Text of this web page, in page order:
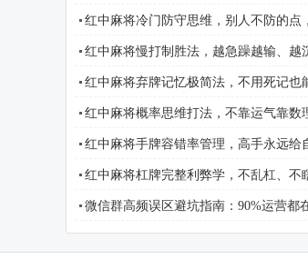
红中麻将冷门防守思维，别人不防的点
红中麻将慢打制胜法，越急躁越输、越
红中麻将弃牌记忆极简法，不用死记也
红中麻将概率思维打法，不靠运气靠数
红中麻将手牌容错率管理，高手永远给
红中麻将杠牌完整利弊学，不乱杠、不
微信群高频误区避坑指南：90%运营都